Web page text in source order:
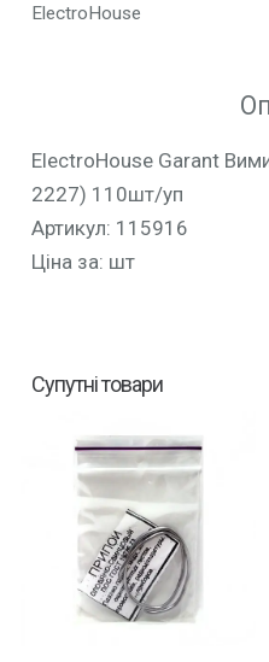
ElectroHouse
ElectroHouse Garant
2227) 110шт/уп
Артикул: 115916
Ціна за: шт
Супутні товари